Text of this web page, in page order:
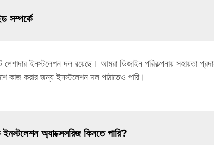
সম্পর্কে
ইনস্টলেশন দল রয়েছে। আমরা ডিজাইন পরিকল্পনায় সহায়তা
কাজ করার জন্য ইনস্টলেশন দল পাঠাতেও পারি।
অ্যাক্সেসরিজ কিনতে পারি?